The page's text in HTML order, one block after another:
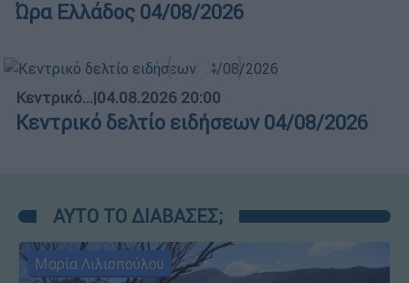
Ώρα Ελλάδος 04/08/2026
Κεντρικό...|04.08.2026 20:00
Κεντρικό δελτίο ειδήσεων 04/08/2026
ΑΥΤΟ ΤΟ ΔΙΑΒΑΣΕΣ;
Μαρία Λιλιοπούλου